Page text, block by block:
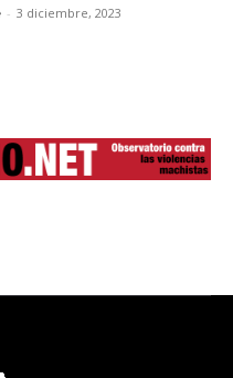
- 3 diciembre, 2023